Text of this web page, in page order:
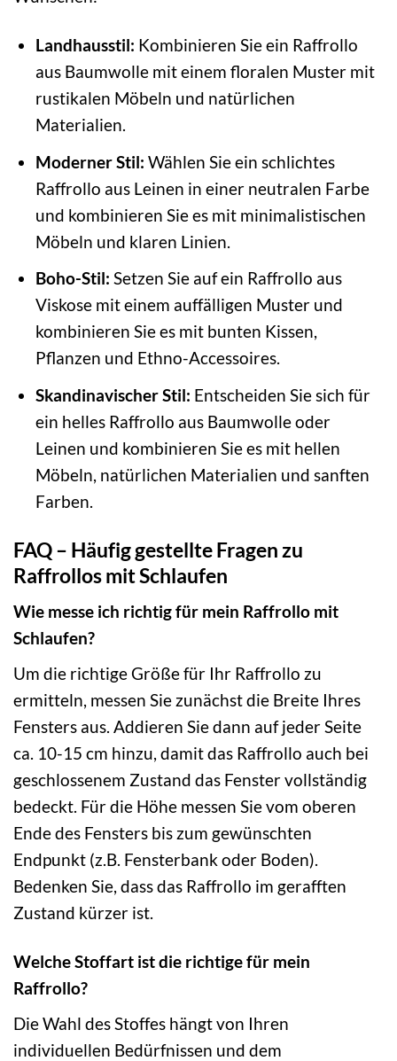
Landhausstil: Kombinieren Sie ein Raffrollo
aus Baumwolle mit einem floralen Muster mit
rustikalen Möbeln und natürlichen
Materialien.
Moderner Stil: Wählen Sie ein schlichtes
Raffrollo aus Leinen in einer neutralen Farbe
und kombinieren Sie es mit minimalistischen
Möbeln und klaren Linien.
Boho-Stil: Setzen Sie auf ein Raffrollo aus
Viskose mit einem auffälligen Muster und
kombinieren Sie es mit bunten Kissen,
Pflanzen und Ethno-Accessoires.
Skandinavischer Stil: Entscheiden Sie sich für
ein helles Raffrollo aus Baumwolle oder
Leinen und kombinieren Sie es mit hellen
Möbeln, natürlichen Materialien und sanften
Farben.
FAQ – Häufig gestellte Fragen zu
Raffrollos mit Schlaufen
Wie messe ich richtig für mein Raffrollo mit
Schlaufen?
Um die richtige Größe für Ihr Raffrollo zu
ermitteln, messen Sie zunächst die Breite Ihres
Fensters aus. Addieren Sie dann auf jeder Seite
ca. 10-15 cm hinzu, damit das Raffrollo auch bei
geschlossenem Zustand das Fenster vollständig
bedeckt. Für die Höhe messen Sie vom oberen
Ende des Fensters bis zum gewünschten
Endpunkt (z.B. Fensterbank oder Boden).
Bedenken Sie, dass das Raffrollo im gerafften
Zustand kürzer ist.
Welche Stoffart ist die richtige für mein
Raffrollo?
Die Wahl des Stoffes hängt von Ihren
individuellen Bedürfnissen und dem